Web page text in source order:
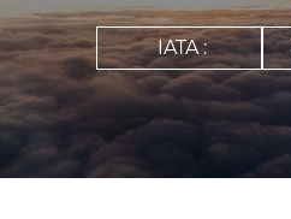
IATA :